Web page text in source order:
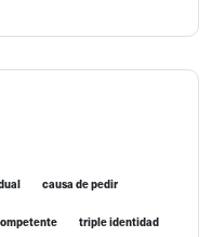
causa de pedir
triple identidad